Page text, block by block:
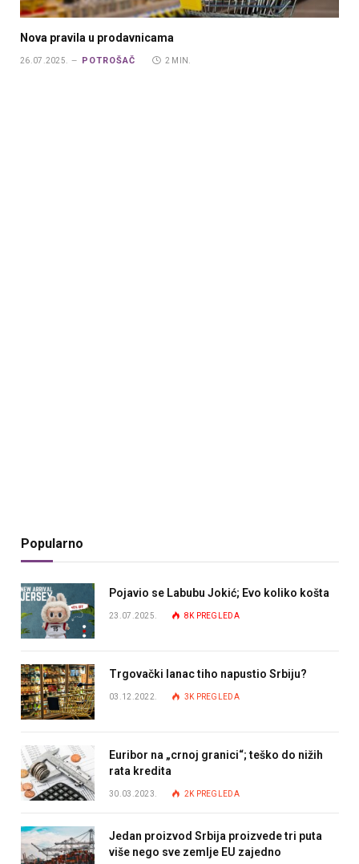
Nova pravila u prodavnicama
26.07.2025. POTROŠAČ 2 MIN.
Popularno
Pojavio se Labubu Jokić; Evo koliko košta
23.07.2025. 8K PREGLEDA
Trgovački lanac tiho napustio Srbiju?
03.12.2022. 3K PREGLEDA
Euribor na „crnoj granici“; teško do nižih
rata kredita
30.03.2023. 2K PREGLEDA
Jedan proizvod Srbija proizvede tri puta
više nego sve zemlje EU zajedno